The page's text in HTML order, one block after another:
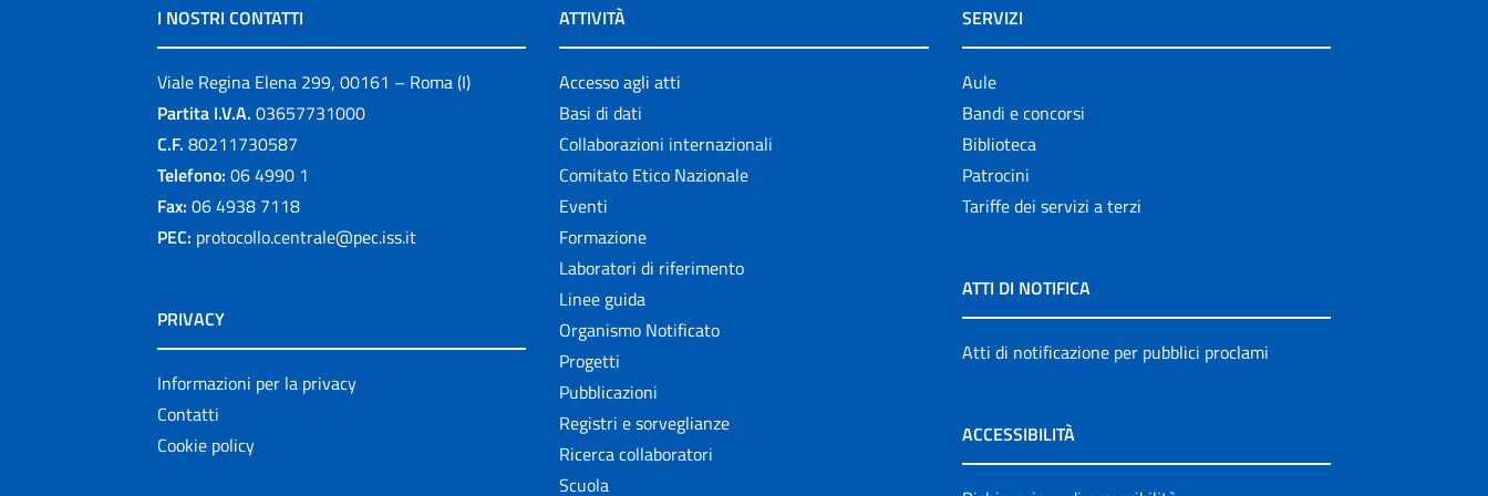
I NOSTRI CONTATTI
Viale Regina Elena 299, 00161 – Roma (I)
Partita I.V.A. 03657731000
C.F. 80211730587
Telefono: 06 4990 1
Fax: 06 4938 7118
PEC: protocollo.centrale@pec.iss.it
PRIVACY
Informazioni per la privacy
Contatti
Cookie policy
ATTIVITÀ
Accesso agli atti
Basi di dati
Collaborazioni internazionali
Comitato Etico Nazionale
Eventi
Formazione
Laboratori di riferimento
Linee guida
Organismo Notificato
Progetti
Pubblicazioni
Registri e sorveglianze
Ricerca collaboratori
Scuola
SERVIZI
Aule
Bandi e concorsi
Biblioteca
Patrocini
Tariffe dei servizi a terzi
ATTI DI NOTIFICA
Atti di notificazione per pubblici proclami
ACCESSIBILITÀ